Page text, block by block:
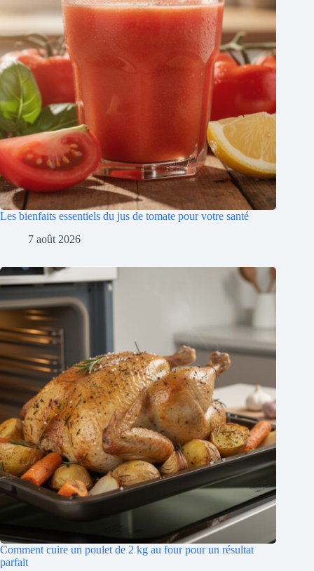
Les bienfaits essentiels du jus de tomate pour votre santé
7 août 2026
Comment cuire un poulet de 2 kg au four pour un résultat
parfait